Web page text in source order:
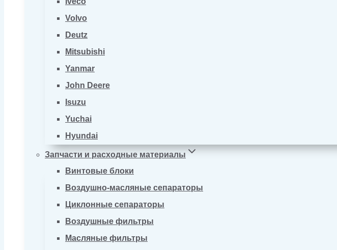
Volvo
Deutz
Mitsubishi
Yanmar
John Deere
Isuzu
Yuchai
Hyundai
Запчасти и расходные материалы
Винтовые блоки
Воздушно-масляные сепараторы
Циклонные сепараторы
Воздушные фильтры
Масляные фильтры